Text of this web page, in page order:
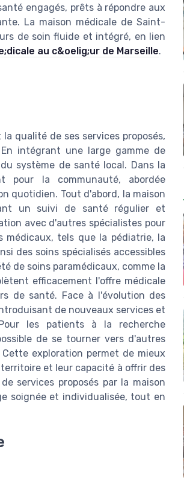
engagés, prêts à répondre aux
La maison médicale de Saint-
de soin fluide et intégré, en lien
au c&oelig;ur de Marseille.
qualité de ses services proposés,
intégrant une large gamme de
système de santé local. Dans la
pour la communauté, abordée
quotidien. Tout d'abord, la maison
un suivi de santé régulier et
avec d'autres spécialistes pour
médicaux, tels que la pédiatrie, la
des soins spécialisés accessibles
de soins paramédicaux, comme la
efficacement l'offre médicale
de santé. Face à l'évolution des
de nouveaux services et
les patients à la recherche
de se tourner vers d'autres
Cette exploration permet de mieux
et leur capacité à offrir des
services proposés par la maison
soignée et individualisée, tout en